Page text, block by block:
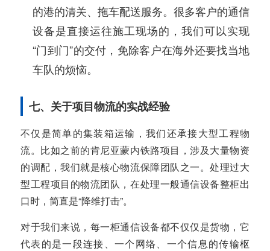
的港的清关、拖车配送服务。很多客户的通信
设备是直接运往施工现场的，我们可以实现
“门到门”的交付，免除客户在海外还要找当地
车队的烦恼。
七、关于项目物流的实战经验
不仅是简单的集装箱运输，我们还承接大型工程物
流。比如之前的肯尼亚蒙内铁路项目，涉及大量物资
的调配，我们就是核心物流保障团队之一。处理过大
型工程项目的物流团队，在处理一般通信设备整柜出
口时，简直是“降维打击”。
对于我们来说，每一柜通信设备都不仅仅是货物，它
代表的是一段连接、一个网络、一个信息的传输枢